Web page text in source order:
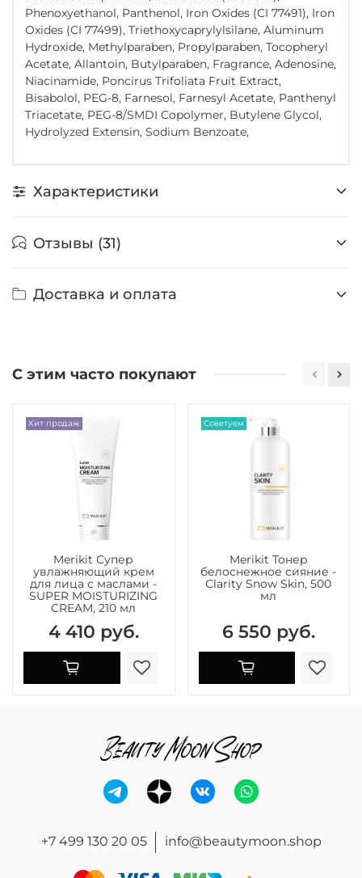
Phenoxyethanol, Panthenol, Iron Oxides (CI 77491), Iron
Oxides (CI 77499), Triethoxycaprylylsilane, Aluminum
Hydroxide, Methylparaben, Propylparaben, Tocopheryl
Acetate, Allantoin, Butylparaben, Fragrance, Adenosine,
Niacinamide, Poncirus Trifoliata Fruit Extract,
Bisabolol, PEG-8, Farnesol, Farnesyl Acetate, Panthenyl
Triacetate, PEG-8/SMDI Copolymer, Butylene Glycol,
Hydrolyzed Extensin, Sodium Benzoate,
Характеристики
Отзывы (31)
Доставка и оплата
С этим часто покупают
Хит продаж
Merikit Супер
увлажняющий крем
для лица с маслами -
SUPER MOISTURIZING
CREAM, 210 мл
4 410 руб.
Советуем
Merikit Тонер
белоснежное сияние -
Clarity Snow Skin, 500
мл
6 550 руб.
+7 499 130 20 05 info@beautymoon.shop